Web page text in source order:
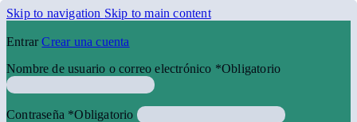
Skip to navigation Skip to main content
EntrarCrear una cuenta
Nombre de usuario o correo electrónico *Obligatorio
Contraseña *Obligatorio